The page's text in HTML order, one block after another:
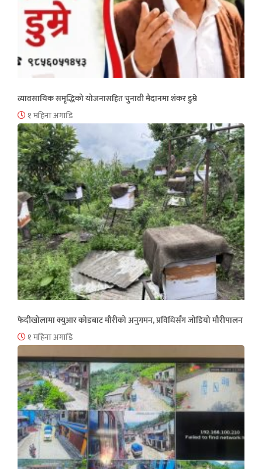
व्यावसायिक समृद्धिको योजनासहित चुनावी मैदानमा शंकर डुम्रे
१ महिना अगाडि
फेदीखोलामा क्युआर कोडबाट मौरीको अनुगमन, प्रविधिसँग जोडियो मौरीपालन
१ महिना अगाडि